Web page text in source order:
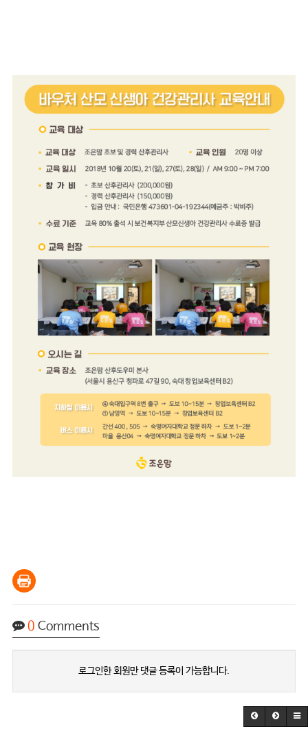
0 Comments
로그인한 회원만 댓글 등록이 가능합니다.